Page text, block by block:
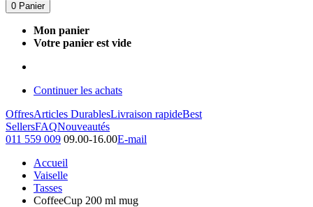
0 Panier
Mon panier
Votre panier est vide
Continuer les achats
OffresArticles DurablesLivraison rapideBest
SellersFAQNouveautés
011 559 009 09.00-16.00E-mail
Accueil
Vaiselle
Tasses
CoffeeCup 200 ml mug